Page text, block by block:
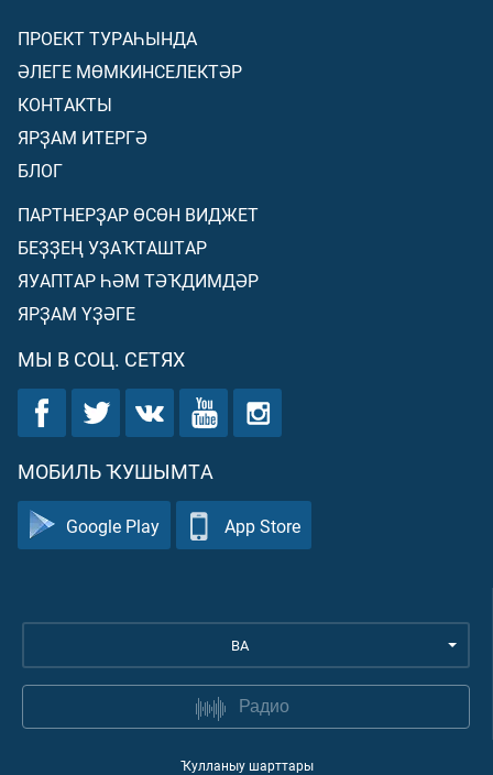
ПРОЕКТ ТУРАҺЫНДА
ӘЛЕГЕ МӨМКИНСЕЛЕКТӘР
КОНТАКТЫ
ЯРҘАМ ИТЕРГӘ
БЛОГ
ПАРТНЕРҘАР ӨСӨН ВИДЖЕТ
БЕҘҘЕҢ УҘАҠТАШТАР
ЯУАПТАР ҺӘМ ТӘҠДИМДӘР
ЯРҘАМ ҮҘӘГЕ
МЫ В СОЦ. СЕТЯХ
МОБИЛЬ ҠУШЫМТА
Google Play App Store
BA
Радио
Ҡулланыу шарттары